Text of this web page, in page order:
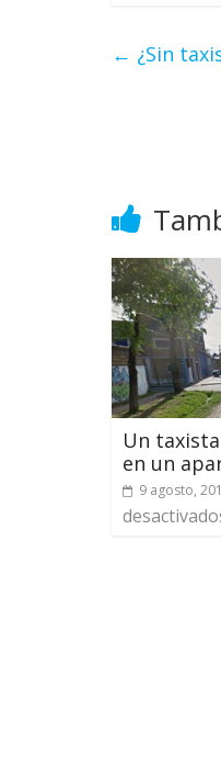
← ¿Sin
Un
en un
9 agosto,